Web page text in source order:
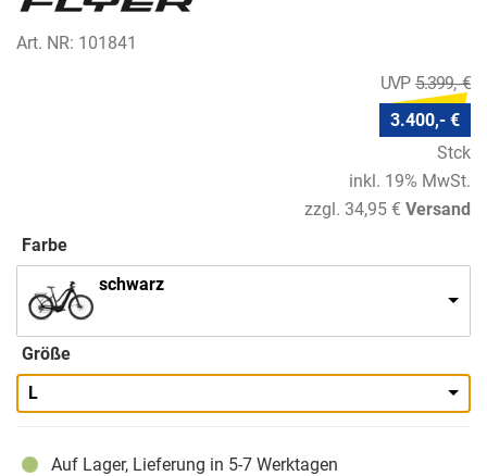
Art. NR: 101841
5.399,- €
3.400,- €
Stck
inkl. 19% MwSt.
zzgl. 34,95 € Versand
Farbe
schwarz
Größe
L
Auf Lager, Lieferung in 5-7 Werktagen